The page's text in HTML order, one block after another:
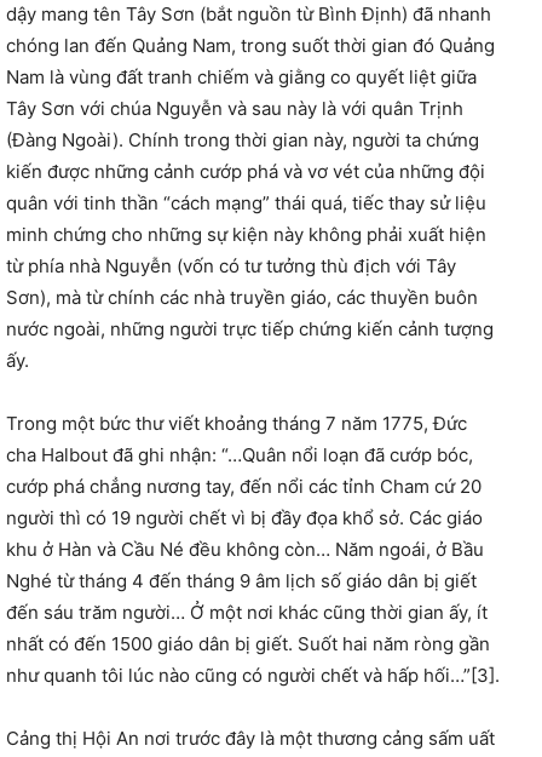
dậy mang tên Tây Sơn (bắt nguồn từ Bình Định) đã nhanh
chóng lan đến Quảng Nam, trong suốt thời gian đó Quảng
Nam là vùng đất tranh chiếm và giằng co quyết liệt giữa
Tây Sơn với chúa Nguyễn và sau này là với quân Trịnh
(Đàng Ngoài). Chính trong thời gian này, người ta chứng
kiến được những cảnh cướp phá và vơ vét của những đội
quân với tinh thần “cách mạng” thái quá, tiếc thay sử liệu
minh chứng cho những sự kiện này không phải xuất hiện
từ phía nhà Nguyễn (vốn có tư tưởng thù địch với Tây
Sơn), mà từ chính các nhà truyền giáo, các thuyền buôn
nước ngoài, những người trực tiếp chứng kiến cảnh tượng
ấy.
Trong một bức thư viết khoảng tháng 7 năm 1775, Đức
cha Halbout đã ghi nhận: “…Quân nổi loạn đã cướp bóc,
cướp phá chẳng nương tay, đến nổi các tỉnh Cham cứ 20
người thì có 19 người chết vì bị đầy đọa khổ sở. Các giáo
khu ở Hàn và Cầu Né đều không còn… Năm ngoái, ở Bầu
Nghé từ tháng 4 đến tháng 9 âm lịch số giáo dân bị giết
đến sáu trăm người… Ở một nơi khác cũng thời gian ấy, ít
nhất có đến 1500 giáo dân bị giết. Suốt hai năm ròng gần
như quanh tôi lúc nào cũng có người chết và hấp hối…”[3].
Cảng thị Hội An nơi trước đây là một thương cảng sấm uất